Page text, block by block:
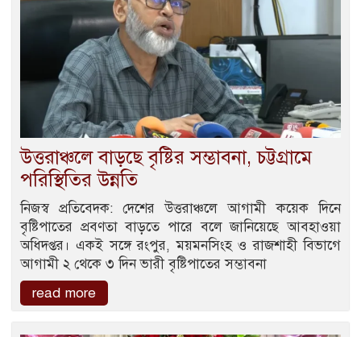
উত্তরাঞ্চলে বাড়ছে বৃষ্টির সম্ভাবনা, চট্টগ্রামে
পরিস্থিতির উন্নতি
নিজস্ব প্রতিবেদক: দেশের উত্তরাঞ্চলে আগামী কয়েক দিনে
বৃষ্টিপাতের প্রবণতা বাড়তে পারে বলে জানিয়েছে আবহাওয়া
অধিদপ্তর। একই সঙ্গে রংপুর, ময়মনসিংহ ও রাজশাহী বিভাগে
আগামী ২ থেকে ৩ দিন ভারী বৃষ্টিপাতের সম্ভাবনা
read more